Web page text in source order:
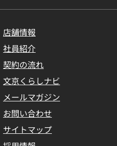
店舗情報
社員紹介
契約の流れ
文京くらしナビ
メールマガジン
お問い合わせ
サイトマップ